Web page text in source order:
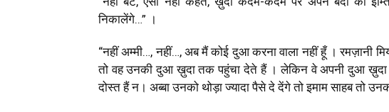
निकालेंगे…” ।
“नहीं अम्मी…, नहीं…,अब मैंकोई दुआ करना वाला नहीं हूँ । रमज़ानी
तो वह उनकी दुआ ख़ुदा तक पहुंचा देते हैं । लेकिन वे अपनी दुआ ख़ुदा
दोस्त हैं न। अब्बा उनको थोड़ाज्यादा पैसे दे देंगे तो इमाम साहब तो